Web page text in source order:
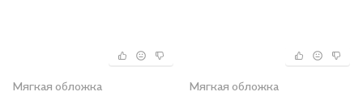
Мягкая обложка Мягкая обложка